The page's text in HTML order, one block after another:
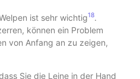
ist sehr wichtig18.
können ein Problem
von Anfang an zu zeigen,
Sie die Leine in der Hand